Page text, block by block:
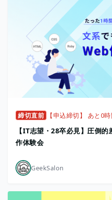
締切直前 【申込締切】 あと0
【IT志望・28卒必見】圧倒
作体験会
GeekSalon